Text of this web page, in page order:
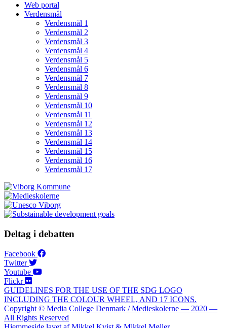
Web portal
Verdensmål
Verdensmål 1
Verdensmål 2
Verdensmål 3
Verdensmål 4
Verdensmål 5
Verdensmål 6
Verdensmål 7
Verdensmål 8
Verdensmål 9
Verdensmål 10
Verdensmål 11
Verdensmål 12
Verdensmål 13
Verdensmål 14
Verdensmål 15
Verdensmål 16
Verdensmål 17
Deltag i debatten
Facebook
Twitter
Youtube
Flickr
GUIDELINES FOR THE USE OF THE SDG LOGO
INCLUDING THE COLOUR WHEEL, AND 17 ICONS.
Copyright © Media College Denmark / Medieskolerne — 2020 —
All Rights Reserved